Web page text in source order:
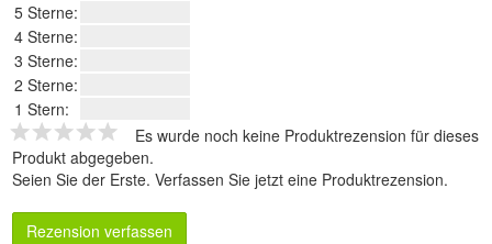
5 Sterne:
4 Sterne:
3 Sterne:
2 Sterne:
1 Stern:
Es wurde noch keine Produktrezension für dieses
Produkt abgegeben.
Seien Sie der Erste. Verfassen Sie jetzt eine Produktrezension.
Rezension verfassen